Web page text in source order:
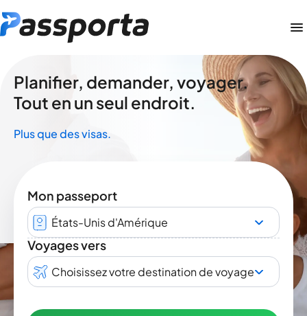
Planifier, demander, voyager.
Tout en un seul endroit.
Plus que des visas.
Mon passeport
États-Unis d'Amérique
Voyages vers
Choisissez votre destination de voyage